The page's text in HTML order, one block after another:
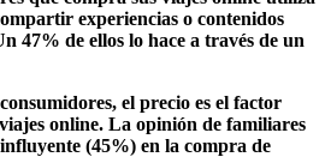
experiencias o contenidos
47% de ellos lo hace a través de un
el precio es el factor
online. La opinión de familiares
(45%) en la compra de